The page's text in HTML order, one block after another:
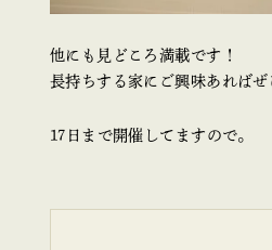
他にも見どころ満載です！
長持ちする家にご興味あればぜ
17日まで開催してますので。